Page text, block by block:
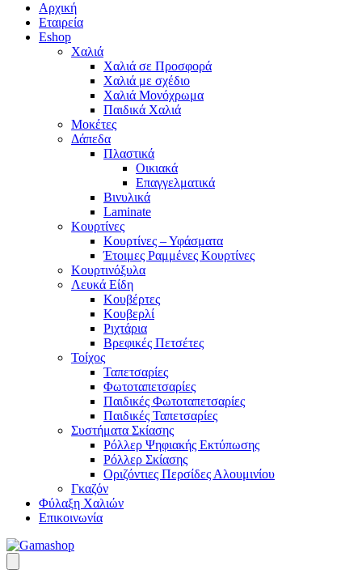
Αρχική
Εταιρεία
Eshop
Χαλιά
Χαλιά σε Προσφορά
Χαλιά με σχέδιο
Χαλιά Μονόχρωμα
Παιδικά Χαλιά
Μοκέτες
Δάπεδα
Πλαστικά
Οικιακά
Επαγγελματικά
Βινυλικά
Laminate
Κουρτίνες
Κουρτίνες – Υφάσματα
Έτοιμες Ραμμένες Κουρτίνες
Κουρτινόξυλα
Λευκά Είδη
Κουβέρτες
Κουβερλί
Ριχτάρια
Βρεφικές Πετσέτες
Τοίχος
Ταπετσαρίες
Φωτοταπετσαρίες
Παιδικές Φωτοταπετσαρίες
Παιδικές Ταπετσαρίες
Συστήματα Σκίασης
Ρόλλερ Ψηφιακής Εκτύπωσης
Ρόλλερ Σκίασης
Οριζόντιες Περσίδες Αλουμινίου
Γκαζόν
Φύλαξη Χαλιών
Επικοινωνία